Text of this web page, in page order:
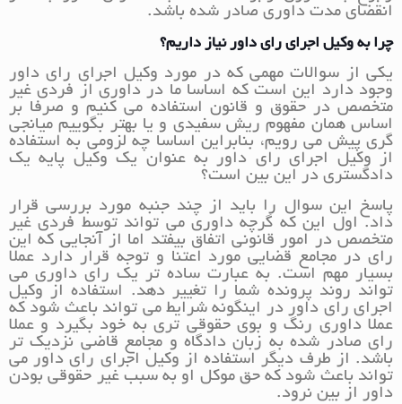
انقضای مدت داوری صادر شده باشد.
چرا به وکیل اجرای رای داور نیاز داریم؟
یکی از سوالات مهمی که در مورد وکیل اجرای رای داور
وجود دارد این است که اساسا ما در داوری از فردی غیر
متخصص در حقوق و قانون استفاده می کنیم و صرفا بر
اساس همان مفهوم ریش سفیدی و یا بهتر بگوییم میانجی
گری پیش می رویم، بنابراین اساسا چه لزومی به استفاده
از وکیل اجرای رای داور به عنوان یک وکیل پایه یک
دادگستری در این بین است؟
پاسخ این سوال را باید از چند جنبه مورد بررسی قرار
داد. اول این که گرچه داوری می تواند توسط فردی غیر
متخصص در امور قانونی اتفاق بیفتد اما از آنجایی که این
رای در مجامع قضایی مورد اعتنا و توجه قرار دارد عملا
بسیار مهم است. به عبارت ساده تر یک رای داوری می
تواند روند پرونده شما را تغییر دهد. استفاده از وکیل
اجرای رای داور در اینگونه شرایط می تواند باعث شود که
عملا داوری رنگ و بوی حقوقی تری به خود بگیرد و عملا
رای صادر شده به زبان دادگاه و مجامع قاضی نزدیک تر
باشد. از طرف دیگر استفاده از وکیل اجرای رای داور می
تواند باعث شود که حق موکل او به سبب غیر حقوقی بودن
داور از بین نرود.